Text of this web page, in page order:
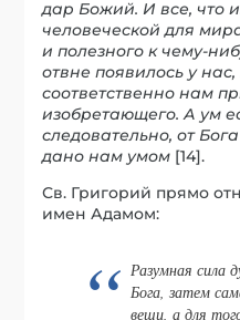
дар Божий. И все, что
человеческой для
и полезного к чему-
отвне появилось у
соответственно нам
изобретающего. А ум
следовательно, от
дано нам умом [14].
Св. Григорий прямо
имен Адамом:
Разумная сила
Бога, затем
вещи, а для